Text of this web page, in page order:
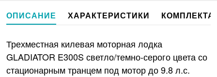
ОПИСАНИЕ ХАРАКТЕРИСТИКИ
Трехместная килевая моторная лодка
GLADIATOR E300S светло/темно-серого цвета со
стационарным транцем под мотор до 9.8 л.с.